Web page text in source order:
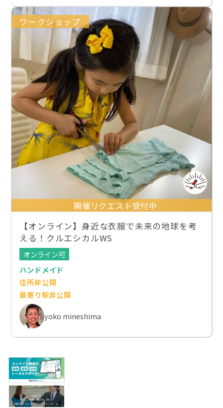
ワークショップ
開催リクエスト受付中
【オンライン】身近な衣服で未来の地球を考
える！クルエシカルWS
オンライン可
ハンドメイド
住所非公開
最寄り駅非公開
yoko mineshima